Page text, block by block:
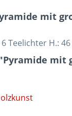
mit
Teelichter H.: 46
mit